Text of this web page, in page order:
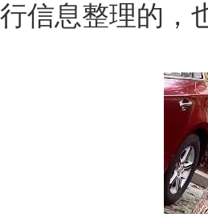
行信息整理的，